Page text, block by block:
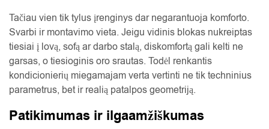
Tačiau vien tik tylus įrenginys dar negarantuoja komforto.
Svarbi ir montavimo vieta. Jeigu vidinis blokas nukreiptas
tiesiai į lovą, sofą ar darbo stalą, diskomfortą gali kelti ne
garsas, o tiesioginis oro srautas. Todėl renkantis
kondicionierių miegamajam verta vertinti ne tik techninius
parametrus, bet ir realią patalpos geometriją.
Patikimumas ir ilgaamžiškumas